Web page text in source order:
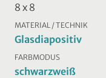
8 x 8
MATERIAL / TECHNIK
Glasdiapositiv
FARBMODUS
schwarzweiß